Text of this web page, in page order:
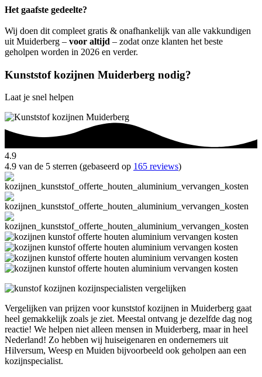
Het gaafste gedeelte?
Wij doen dit compleet gratis & onafhankelijk van alle vakkundigen
uit Muiderberg – voor altijd – zodat onze klanten het beste
geholpen worden in 2026 en verder.
Kunststof kozijnen Muiderberg nodig?
Laat je snel helpen
4.9
4.9 van de 5 sterren (gebaseerd op 165 reviews)
Vergelijken van prijzen voor kunststof kozijnen in Muiderberg gaat
heel gemakkelijk zoals je ziet. Meestal ontvang je dezelfde dag nog
reactie! We helpen niet alleen mensen in Muiderberg, maar in heel
Nederland! Zo hebben wij huiseigenaren en ondernemers uit
Hilversum, Weesp en Muiden bijvoorbeeld ook geholpen aan een
kozijnspecialist.